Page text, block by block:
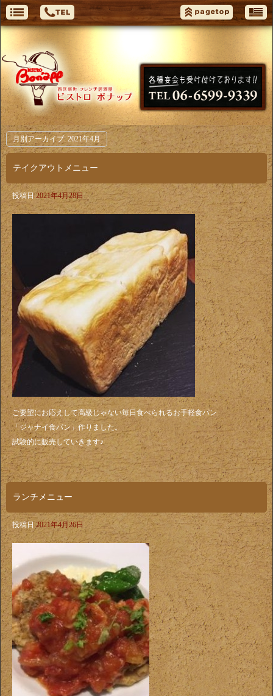
月別アーカイブ: 2021年4月
テイクアウトメニュー
投稿日 2021年4月28日
ご要望にお応えして高級じゃない毎日食べられるお手軽食パン
「ジャナイ食パン」作りました。
試験的に販売していきます♪
ランチメニュー
投稿日 2021年4月26日